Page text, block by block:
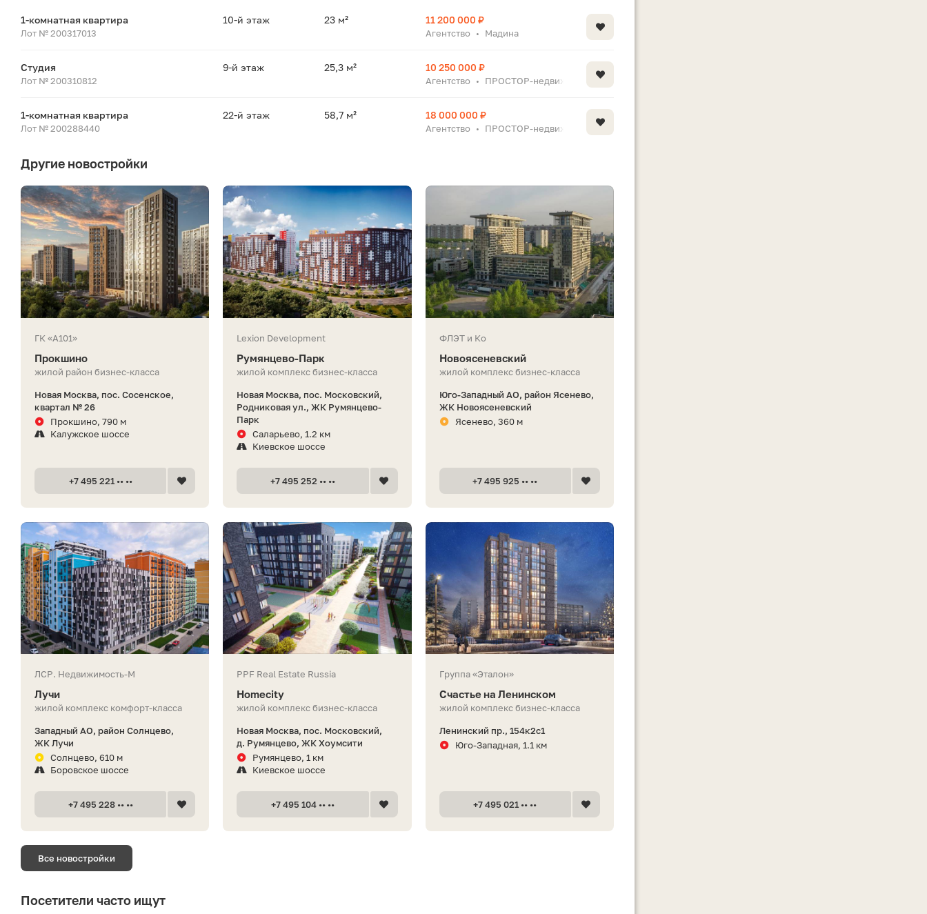
1-комнатная квартира
Лот № 200317013
10-й этаж 23 м² 11 200 000 ₽
Агентство • Мадина
Студия
Лот № 200310812
9-й этаж 25,3 м² 10 250 000 ₽
Агентство • ПРОСТОР-недвижимость
1-комнатная квартира
Лот № 200288440
22-й этаж 58,7 м² 18 000 000 ₽
Агентство • ПРОСТОР-недвижимость
Другие новостройки
ГК «А101»
Прокшино
жилой район бизнес-класса
Новая Москва, пос. Сосенское,
квартал № 26
Прокшино, 790 м
Калужское шоссе
+7 495 221 •• ••
Lexion Development
Румянцево-Парк
жилой комплекс бизнес-класса
Новая Москва, пос. Московский,
Родниковая ул., ЖК Румянцево-
Парк
Саларьево, 1.2 км
Киевское шоссе
+7 495 252 •• ••
ФЛЭТ и Ко
Новоясеневский
жилой комплекс бизнес-класса
Юго-Западный АО, район Ясенево,
ЖК Новоясеневский
Ясенево, 360 м
+7 495 925 •• ••
ЛСР. Недвижимость-М
Лучи
жилой комплекс комфорт-класса
Западный АО, район Солнцево,
ЖК Лучи
Солнцево, 610 м
Боровское шоссе
+7 495 228 •• ••
PPF Real Estate Russia
Homecity
жилой комплекс бизнес-класса
Новая Москва, пос. Московский,
д. Румянцево, ЖК Хоумсити
Румянцево, 1 км
Киевское шоссе
+7 495 104 •• ••
Группа «Эталон»
Счастье на Ленинском
жилой комплекс бизнес-класса
Ленинский пр., 154к2с1
Юго-Западная, 1.1 км
+7 495 021 •• ••
Все новостройки
Посетители часто ищут